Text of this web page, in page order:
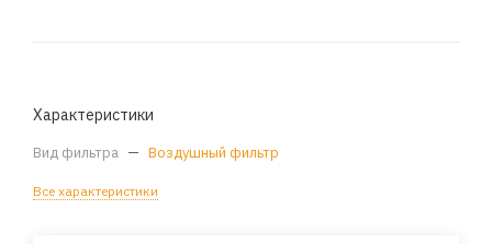
Характеристики
Вид фильтра — Воздушный фильтр
Все характеристики